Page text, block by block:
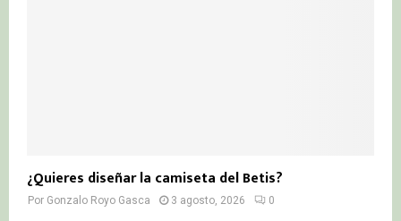
¿Quieres diseñar la camiseta del Betis?
Por Gonzalo Royo Gasca 3 agosto, 2026 0